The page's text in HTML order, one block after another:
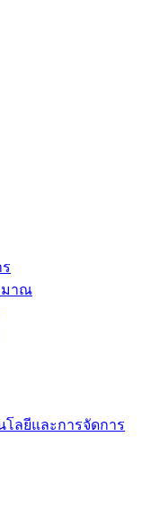
มาณ
โลยีและการจัดการ